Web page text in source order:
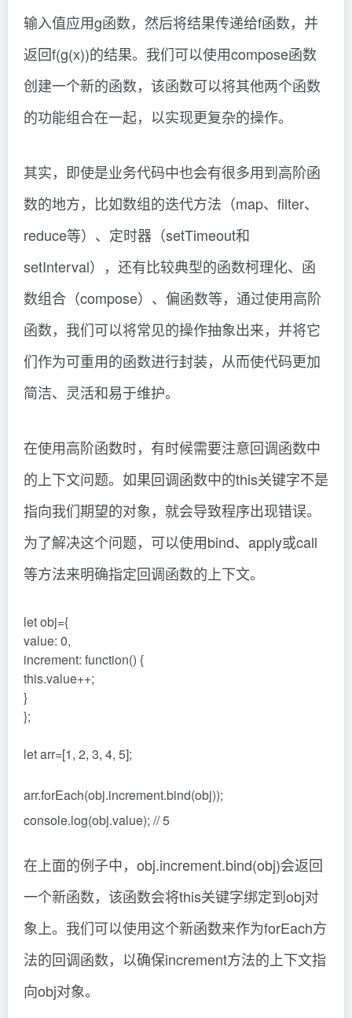
输入值应用g函数，然后将结果传递给f函数，并
返回f(g(x))的结果。我们可以使用compose函数
创建一个新的函数，该函数可以将其他两个函数
的功能组合在一起，以实现更复杂的操作。
其实，即使是业务代码中也会有很多用到高阶函
数的地方，比如数组的迭代方法（map、filter、
reduce等）、定时器（setTimeout和
setInterval），还有比较典型的函数柯理化、函
数组合（compose）、偏函数等，通过使用高阶
函数，我们可以将常见的操作抽象出来，并将它
们作为可重用的函数进行封装，从而使代码更加
简洁、灵活和易于维护。
在使用高阶函数时，有时候需要注意回调函数中
的上下文问题。如果回调函数中的this关键字不是
指向我们期望的对象，就会导致程序出现错误。
为了解决这个问题，可以使用bind、apply或call
等方法来明确指定回调函数的上下文。
let obj={
value: 0,
increment: function() {
this.value++;
}
};
let arr=[1, 2, 3, 4, 5];
arr.forEach(obj.increment.bind(obj));
console.log(obj.value); // 5
在上面的例子中，obj.increment.bind(obj)会返回
一个新函数，该函数会将this关键字绑定到obj对
象上。我们可以使用这个新函数来作为forEach方
法的回调函数，以确保increment方法的上下文指
向obj对象。